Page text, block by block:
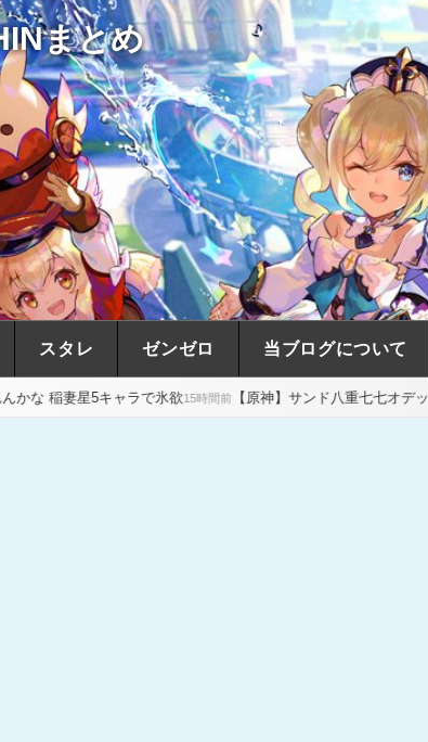
まとめ
スタレ ゼンゼロ 当ブログについて
で氷欲15時間前【原神】サンド八重七七オデット強すぎるやろうな